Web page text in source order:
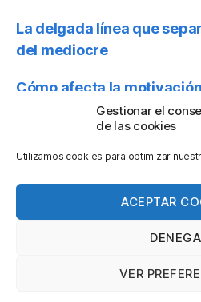
Gestionar el
de las cookies
Utilizamos cookies para optimizar
ACEPTAR
VER
La delgada línea que
del mediocre
Cómo afecta la
emergencias
Uso de casco en los SEM